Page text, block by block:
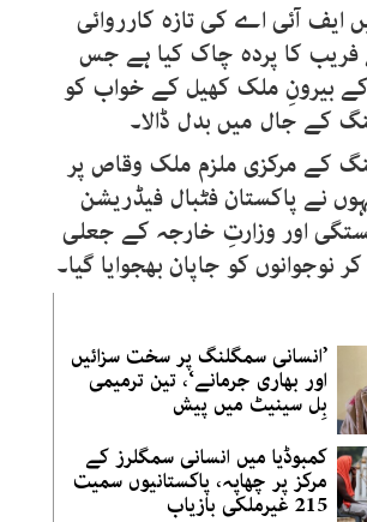
ایف آئی اے کی تازہ کارروائی
فریب کا پردہ چاک کیا ہے جس
کے بیرونِ ملک کھیل کے خواب کو
کے جال میں بدل ڈالا۔
کے مرکزی ملزم ملک وقاص پر
نے پاکستان فٹبال فیڈریشن
اور وزارتِ خارجہ کے جعلی
نوجوانوں کو جاپان بھجوایا گیا۔
’انسانی سمگلنگ پر سخت سزائیں
اور بھاری جرمانے‘، تین ترمیمی
بِل سینیٹ میں پیش
کمبوڈیا میں انسانی سمگلرز کے
مرکز پر چھاپہ، پاکستانیوں سمیت
215 غیرملکی بازیاب